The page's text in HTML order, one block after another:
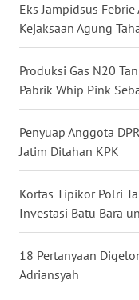
Eks Jampidsus
Kejaksaan Agung
Produksi Gas N20
Pabrik Whip Pink
Penyuap Anggota
Jatim Ditahan KPK
Kortas Tipikor Polri
Investasi Batu Bara
18 Pertanyaan
Adriansyah
WN
GORONTALO
WN
SULUT
WN
MALUKU
WN
MALUT
WN
DAIRI